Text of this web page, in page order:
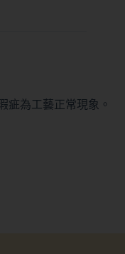
疵為工藝正常現象。